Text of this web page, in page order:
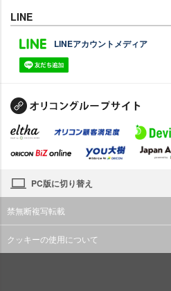
LINE
LINEアカウントメディア
PC版に切り替え
禁無断複写転載
クッキーの使用について